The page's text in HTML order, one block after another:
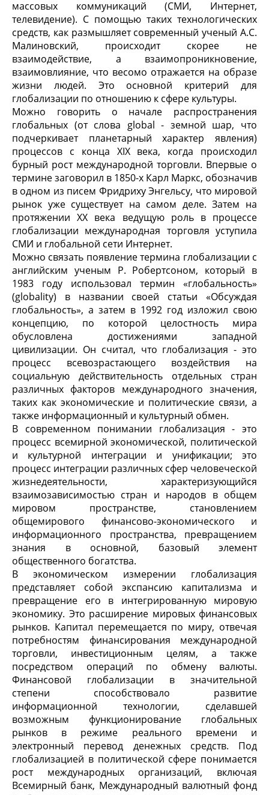
массовых коммуникаций (СМИ, Интернет,
телевидение). С помощью таких технологических
средств, как размышляет современный ученый А.С.
Малиновский, происходит скорее не
взаимодействие, а взаимопроникновение,
взаимовлияние, что весомо отражается на образе
жизни людей. Это основной критерий для
глобализации по отношению к сфере культуры.
Можно говорить о начале распространения
глобальных (от слова global - земной шар, что
подчеркивает планетарный характер явления)
процессов с конца XIX века, когда происходил
бурный рост международной торговли. Впервые о
термине заговорил в 1850-х Карл Маркс, обозначив
в одном из писем Фридриху Энгельсу, что мировой
рынок уже существует на самом деле. Затем на
протяжении XX века ведущую роль в процессе
глобализации международная торговля уступила
СМИ и глобальной сети Интернет.
Можно связать появление термина глобализации с
английским ученым Р. Робертсоном, который в
1983 году использовал термин «глобальность»
(globality) в названии своей статьи «Обсуждая
глобальность», а затем в 1992 год изложил свою
концепцию, по которой целостность мира
обусловлена достижениями западной
цивилизации. Он считал, что глобализация - это
процесс всевозрастающего воздействия на
социальную действительность отдельных стран
различных факторов международного значения,
таких как экономические и политические связи, а
также информационный и культурный обмен.
В современном понимании глобализация - это
процесс всемирной экономической, политической
и культурной интеграции и унификации; это
процесс интеграции различных сфер человеческой
жизнедеятельности, характеризующийся
взаимозависимостью стран и народов в общем
мировом пространстве, становлением
общемирового финансово-экономического и
информационного пространства, превращением
знания в основной, базовый элемент
общественного богатства.
В экономическом измерении глобализация
представляет собой экспансию капитализма и
превращение его в интегрированную мировую
экономику. Это расширение мировых финансовых
рынков. Капитал перемещается по миру, отвечая
потребностям финансирования международной
торговли, инвестиционным целям, а также
посредством операций по обмену валюты.
Финансовой глобализации в значительной
степени способствовало развитие
информационной технологии, сделавшей
возможным функционирование глобальных
рынков в режиме реального времени и
электронный перевод денежных средств. Под
глобализацией в политической сфере понимается
рост международных организаций, включая
Всемирный банк, Международный валютный фонд